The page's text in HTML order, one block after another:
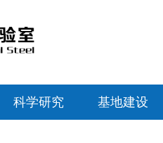
科学研究 基地建设